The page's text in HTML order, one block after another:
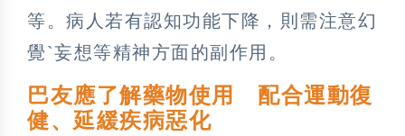
等。病人若有認知功能下降，則需注意幻
覺ˋ妄想等精神方面的副作用。
巴友應了解藥物使用 配合運動復
健、延緩疾病惡化